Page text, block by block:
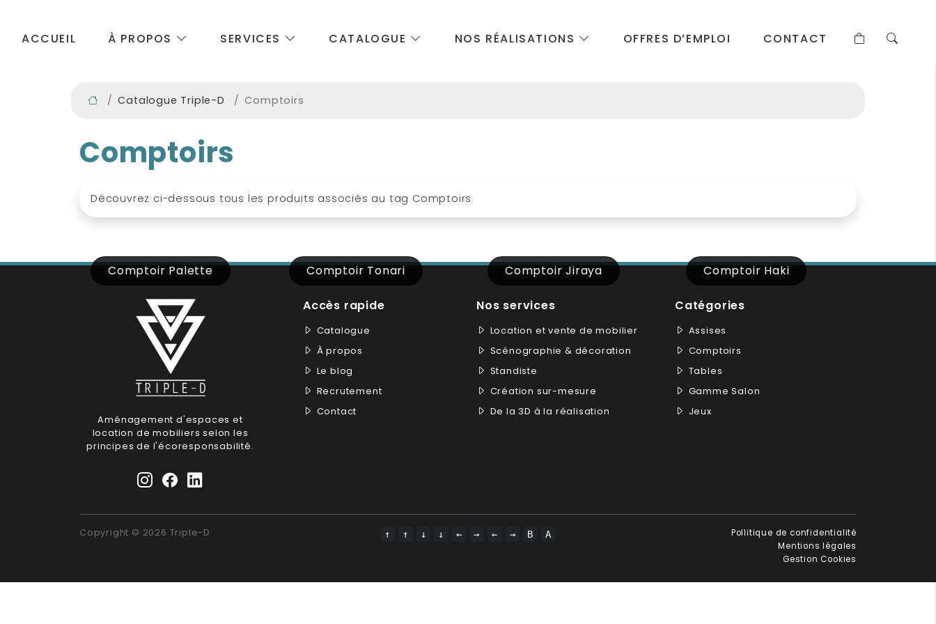
ACCUEIL À PROPOS SERVICES CATALOGUE NOS RÉALISATIONS OFFRES D’EMPLOI CONTACT
Catalogue Triple-D Comptoirs
Comptoirs
Découvrez ci-dessous tous les produits associés au tag Comptoirs
Comptoir Palette Comptoir Tonari Comptoir Jiraya Comptoir Haki
Aménagement d'espaces et
location de mobiliers selon les
principes de l'écoresponsabilité.
Accès rapide
Catalogue
À propos
Le blog
Recrutement
Contact
Nos services
Location et vente de mobilier
Scénographie & décoration
Standiste
Création sur-mesure
De la 3D à la réalisation
Catégories
Assises
Comptoirs
Tables
Gamme Salon
Jeux
Copyright © 2026 Triple-D ↑ ↑ ↓ ↓ ← → ← → B A
Pollitique de confidentialité
Mentions légales
Gestion Cookies